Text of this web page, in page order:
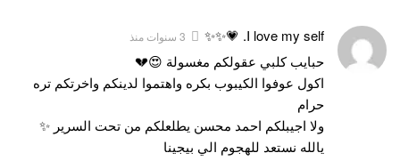
I love my self. 💗✨✨ 3 سنوات منذ
حبايب كلبي عقولكم مغسولة 😍💔
اكول عوفوا الكيبوب بكره واهتموا لدينكم واخرتكم تره
حرام
ولا اجيبلكم احمد محسن يطلعلكم من تحت السرير ✨
يالله نستعد للهجوم الي بيجينا